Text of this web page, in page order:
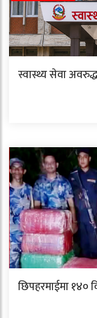
स्वास्थ्य सेवा
छिपहरमाईमा १४०